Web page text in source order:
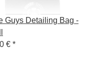
Guys Detailing Bag -
€ *